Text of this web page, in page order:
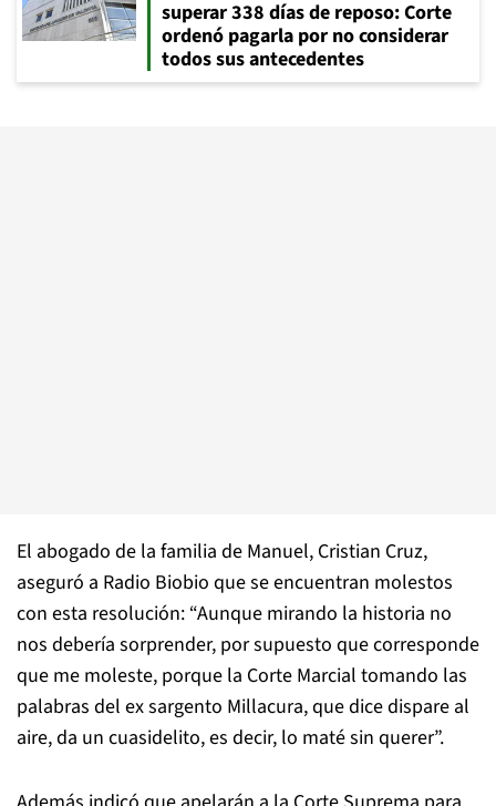
superar 338 días de reposo: Corte
ordenó pagarla por no considerar
todos sus antecedentes
El abogado de la familia de Manuel, Cristian Cruz,
aseguró a Radio Biobio que se encuentran molestos
con esta resolución: “Aunque mirando la historia no
nos debería sorprender, por supuesto que corresponde
que me moleste, porque la Corte Marcial tomando las
palabras del ex sargento Millacura, que dice dispare al
aire, da un cuasidelito, es decir, lo maté sin querer”.